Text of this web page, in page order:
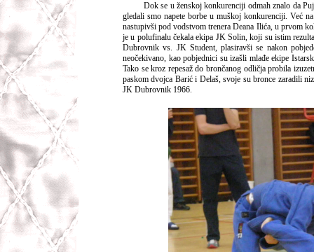
Dok se u ženskoj konkurenciji odmah znalo da
gledali smo napete borbe u muškoj konkurenciji. Već
nastupivši pod vodstvom trenera Deana Ilića, u prvom
je u polufinalu čekala ekipa JK Solin, koji su istim
Dubrovnik vs. JK Student, plasiravši se nakon
neočekivano, kao pobjednici su izašli mlađe ekipe
Tako se kroz repesaž do brončanog odličja probila
paskom dvojca Barić i Delaš, svoje su bronce zaradili
JK Dubrovnik 1966.